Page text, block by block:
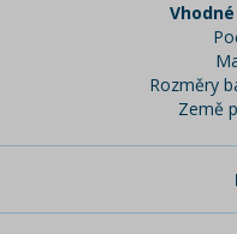
Vhodné
Rozměry
Země